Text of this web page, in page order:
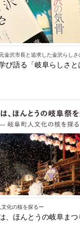
金沢市長と追求した金沢らし
び語る「岐阜らしさと
文化の核を探るー
、ほんとうの岐阜ま